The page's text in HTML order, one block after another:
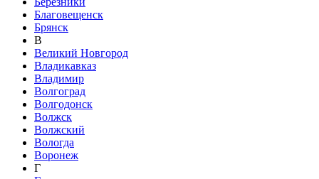
Благовещенск
Брянск
В
Великий Новгород
Владикавказ
Владимир
Волгоград
Волгодонск
Волжск
Волжский
Вологда
Воронеж
Г